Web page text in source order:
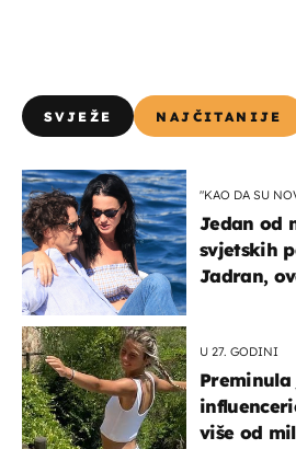
SVJEŽE NAJČITANIJE
"KAO DA SU
Jedan od
svjetskih
Jadran,
U 27. GODINI
više od